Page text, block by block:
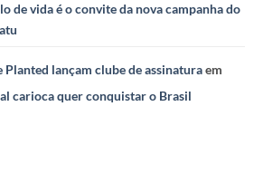
de vida é o convite da nova campanha do
Planted lançam clube de assinaturaem
carioca quer conquistar o Brasil